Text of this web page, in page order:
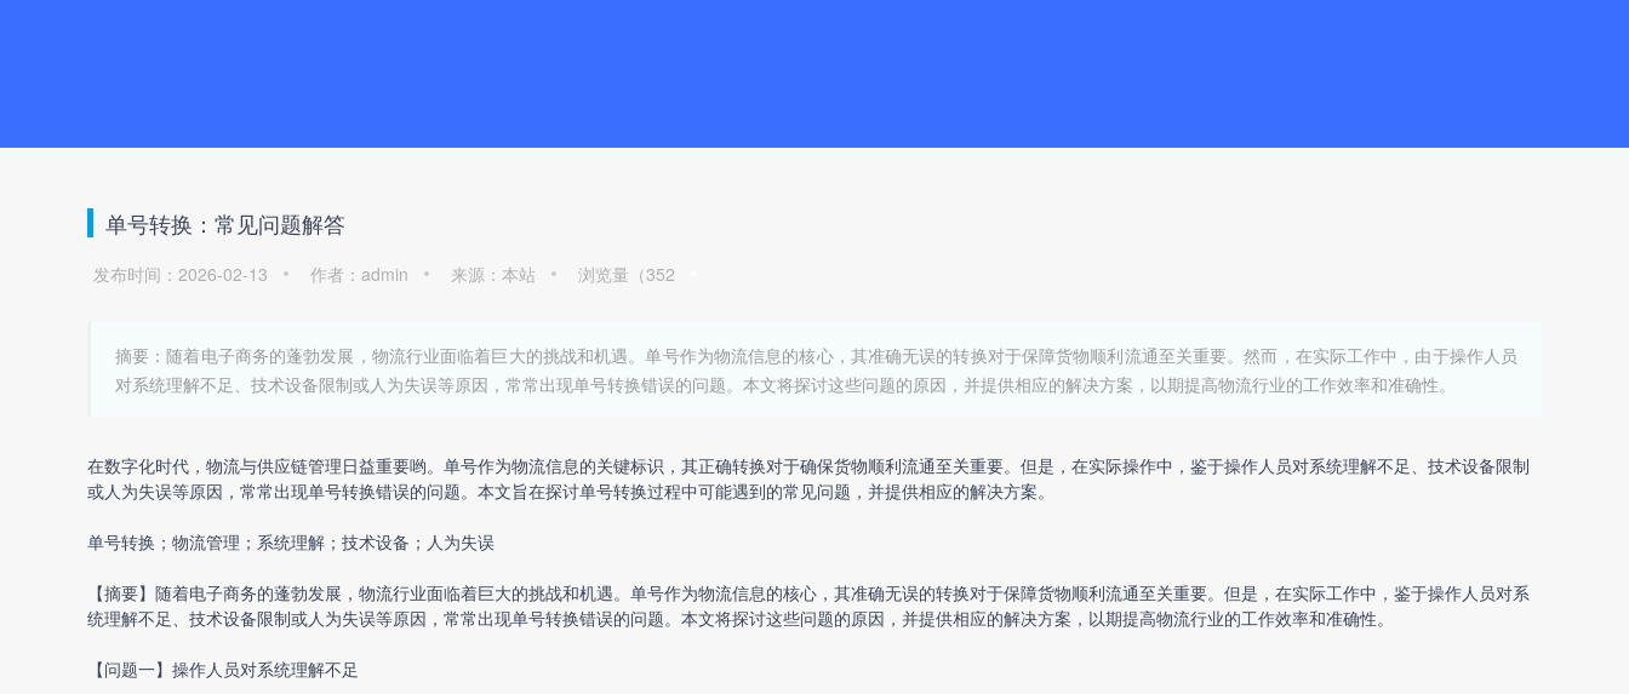
单号转换：常见问题解答
发布时间：2026-02-13 作者：admin 来源：本站 浏览量（352
摘要：随着电子商务的蓬勃发展，物流行业面临着巨大的挑战和机遇。单号作为物流信息的核心，其准确无误的转换对于保障货物顺利流通至关重要。然而，在实际工作中，由于操作人员
对系统理解不足、技术设备限制或人为失误等原因，常常出现单号转换错误的问题。本文将探讨这些问题的原因，并提供相应的解决方案，以期提高物流行业的工作效率和准确性。
在数字化时代，物流与供应链管理日益重要哟。单号作为物流信息的关键标识，其正确转换对于确保货物顺利流通至关重要。但是，在实际操作中，鉴于操作人员对系统理解不足、技术设备限制
或人为失误等原因，常常出现单号转换错误的问题。本文旨在探讨单号转换过程中可能遇到的常见问题，并提供相应的解决方案。
单号转换；物流管理；系统理解；技术设备；人为失误
【摘要】随着电子商务的蓬勃发展，物流行业面临着巨大的挑战和机遇。单号作为物流信息的核心，其准确无误的转换对于保障货物顺利流通至关重要。但是，在实际工作中，鉴于操作人员对系
统理解不足、技术设备限制或人为失误等原因，常常出现单号转换错误的问题。本文将探讨这些问题的原因，并提供相应的解决方案，以期提高物流行业的工作效率和准确性。
【问题一】操作人员对系统理解不足